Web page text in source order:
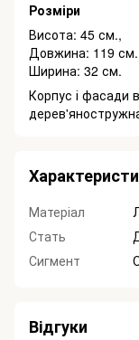
Розміри
Висота: 45 см.,
Довжина: 119
Ширина: 32 см.
Корпус і фасади
Матеріал
Стать
Сигмент
Відгуки